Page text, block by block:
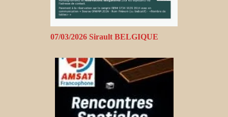
07/03/2026 Sirault BELGIQUE